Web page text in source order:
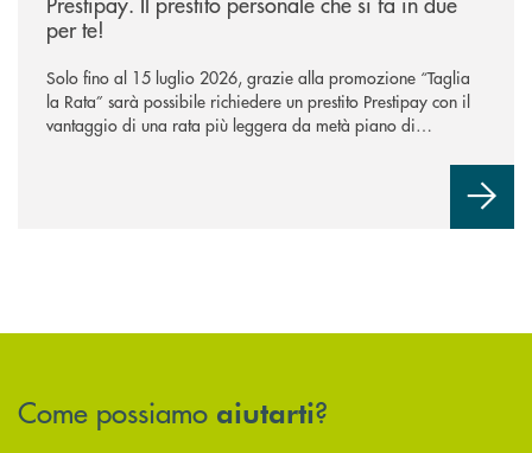
per te!
Solo fino al 15 luglio 2026, grazie alla promozione “Taglia
la Rata” sarà possibile richiedere un prestito Prestipay con il
vantaggio di una rata più leggera da metà piano di
Come possiamo aiutarti?